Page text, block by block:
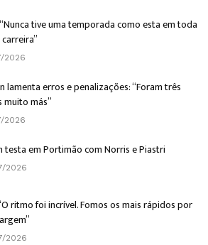
tive uma temporada como esta em toda
2026
lamenta erros e penalizações: “Foram três
más”
2026
testa em Portimão com Norris e Piastri
2026
ritmo foi incrível. Fomos os mais rápidos por
2026